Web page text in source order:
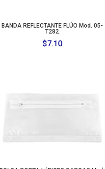
BANDA REFLECTANTE FLÚO Mod. 05-
T282
$7.10